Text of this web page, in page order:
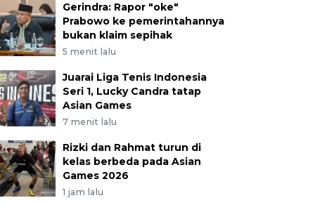
Gerindra: Rapor "oke"
Prabowo ke pemerintahannya
bukan klaim sepihak
5 menit lalu
Juarai Liga Tenis Indonesia
Seri 1, Lucky Candra tatap
Asian Games
7 menit lalu
Rizki dan Rahmat turun di
kelas berbeda pada Asian
Games 2026
1 jam lalu